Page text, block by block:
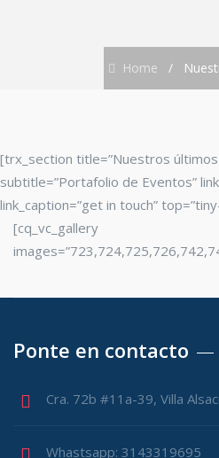
Home /
[trx_section title=”Nuestros
subtitle=”Portafolio de Eventos”
link_caption=”get in touch”
[cq_vc_gallery
Ponte en contacto
Cra. 72b #11a-39, Villa
Whastsapp: 3143319695